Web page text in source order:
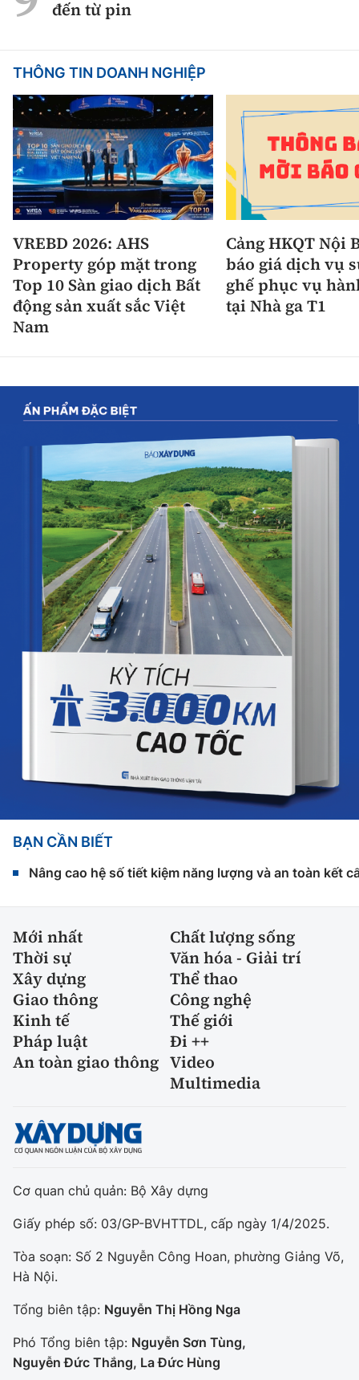
đến từ pin
THÔNG TIN DOANH NGHIỆP
VREBD 2026: AHS
Property góp mặt trong
Top 10 Sàn giao dịch Bất
động sản xuất sắc Việt
Nam
Cảng HKQT Nội
báo giá dịch vụ
ghế phục vụ
tại Nhà ga T1
BẠN CẦN BIẾT
Nâng cao hệ số tiết kiệm năng lượng và an toàn kết
Mới nhất
Chất lượng sống
Thời sự
Văn hóa - Giải trí
Xây dựng
Thể thao
Giao thông
Công nghệ
Kinh tế
Thế giới
Pháp luật
Đi ++
An toàn giao thông Video
Multimedia
Cơ quan chủ quản: Bộ Xây dựng
Giấy phép số: 03/GP-BVHTTDL, cấp ngày 1/4/2025.
Tòa soạn: Số 2 Nguyễn Công Hoan, phường Giảng Võ,
Hà Nội.
Tổng biên tập: Nguyễn Thị Hồng Nga
Phó Tổng biên tập: Nguyễn Sơn Tùng,
Nguyễn Đức Thắng, La Đức Hùng